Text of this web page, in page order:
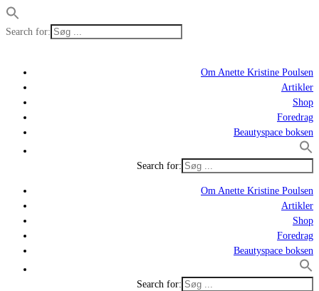
Search for:
Om Anette Kristine Poulsen
Artikler
Shop
Foredrag
Beautyspace boksen
Search for:
Om Anette Kristine Poulsen
Artikler
Shop
Foredrag
Beautyspace boksen
Search for: